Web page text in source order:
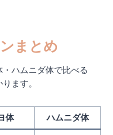
まとめ
ハムニダ体で比べる
ます。
体 ハムニダ体